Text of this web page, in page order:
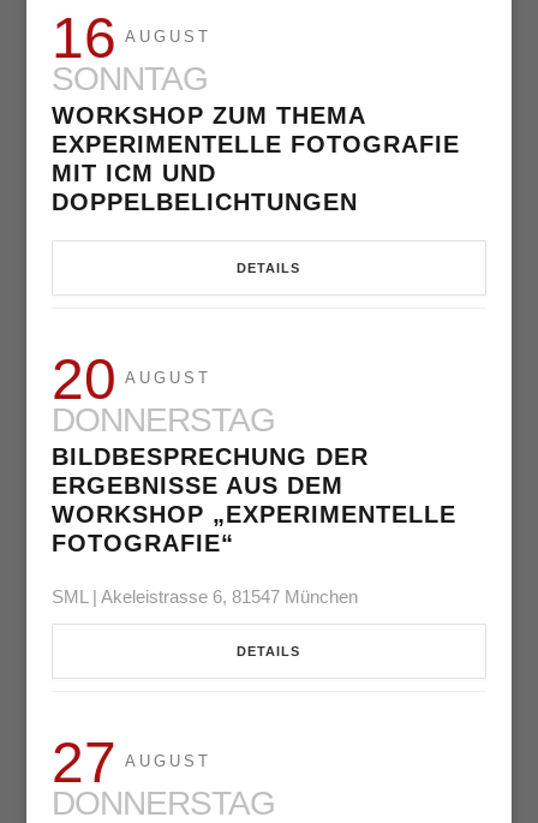
16 AUGUST
SONNTAG
WORKSHOP ZUM THEMA
EXPERIMENTELLE FOTOGRAFIE
MIT ICM UND
DOPPELBELICHTUNGEN
DETAILS
20 AUGUST
DONNERSTAG
BILDBESPRECHUNG DER
ERGEBNISSE AUS DEM
WORKSHOP „EXPERIMENTELLE
FOTOGRAFIE“
SML | Akeleistrasse 6, 81547 München
DETAILS
27 AUGUST
DONNERSTAG